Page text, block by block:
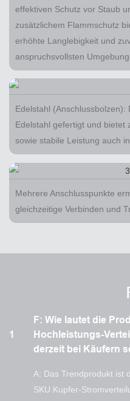
effektiven Schutz vor Staub
zusätzlichem Flammschutz
erhöhte Langlebigkeit und
anspruchsvollsten
Edelstahl (Anschlussbolzen):
Edelstahl gefertigt und bietet
sowie stabile Leistung auch
Mehrere Anschlusspunkte
gleichzeitige Verbinden und
1
F: Wie lautet die
Hochleistungs-
derzeit bei Käufern
A: Das Trendprodukt ist
SKU Kupfer-